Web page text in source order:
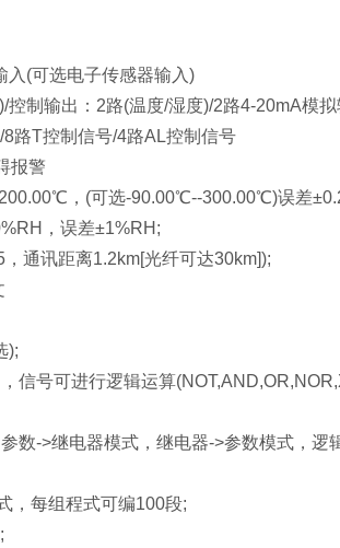
(可选电子传感器输入)
输出：2路(温度/湿度)/2路4-20mA模拟
T控制信号/4路AL控制信号
报警
，(可选-90.00℃--300.00℃)误差
，误差±1%RH;
讯距离1.2km[光纤可达30km]);
);
号可进行逻辑运算
->继电器模式，继电器->参数模式，逻
每组程式可编100段;